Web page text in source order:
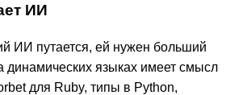
ИИ
ИИ путается, ей нужен больший
динамических языках имеет смысл
для Ruby, типы в Python,